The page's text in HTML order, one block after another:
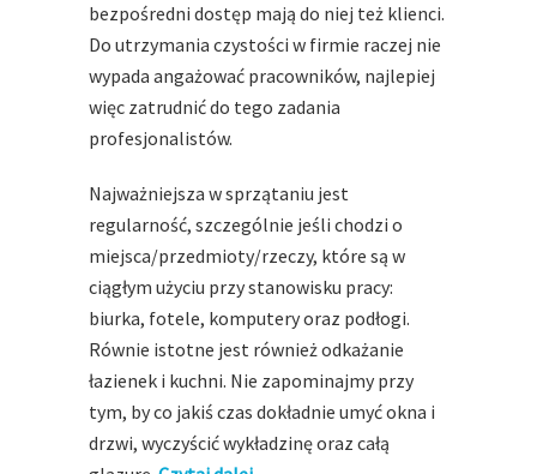
bezpośredni dostęp mają do niej też klienci.
Do utrzymania czystości w firmie raczej nie
wypada angażować pracowników, najlepiej
więc zatrudnić do tego zadania
profesjonalistów.
Najważniejsza w sprzątaniu jest
regularność, szczególnie jeśli chodzi o
miejsca/przedmioty/rzeczy, które są w
ciągłym użyciu przy stanowisku pracy:
biurka, fotele, komputery oraz podłogi.
Równie istotne jest również odkażanie
łazienek i kuchni. Nie zapominajmy przy
tym, by co jakiś czas dokładnie umyć okna i
drzwi, wyczyścić wykładzinę oraz całą